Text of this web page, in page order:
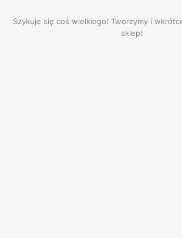
Szykuje się coś wielkiego! Tworzymy i
sklep!